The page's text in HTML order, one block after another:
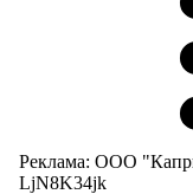
Реклама: ООО
LjN8K34jk